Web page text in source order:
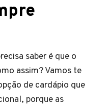
saber é que o
assim? Vamos te
de cardápio que
porque as